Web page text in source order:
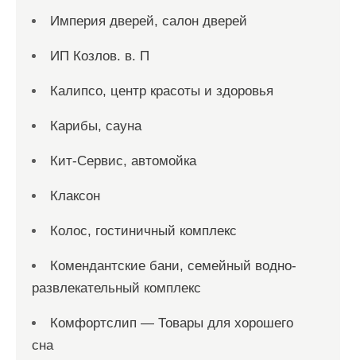
Империя дверей, салон дверей
ИП Козлов. в. П
Калипсо, центр красоты и здоровья
Карибы, сауна
Кит-Сервис, автомойка
Клаксон
Колос, гостиничный комплекс
Комендантские бани, семейный водно-
развлекательный комплекс
Комфортслип — Товары для хорошего
сна